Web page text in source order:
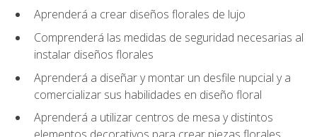
Aprenderá a crear diseños florales de lujo
Comprenderá las medidas de seguridad necesarias al
instalar diseños florales
Aprenderá a diseñar y montar un desfile nupcial y a
comercializar sus habilidades en diseño floral
Aprenderá a utilizar centros de mesa y distintos